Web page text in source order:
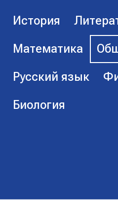
История
Математика
Русский язык
Биология